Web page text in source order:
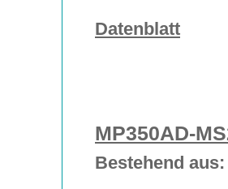
Datenblatt
MP350AD-
Bestehend aus: